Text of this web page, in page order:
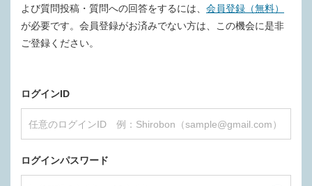
よび質問投稿・質問への回答をするには、 会員登録（無料）
が必要です。会員登録がお済みでない方は、この機会に是非
ご登録ください。
ログインID
ログインパスワード